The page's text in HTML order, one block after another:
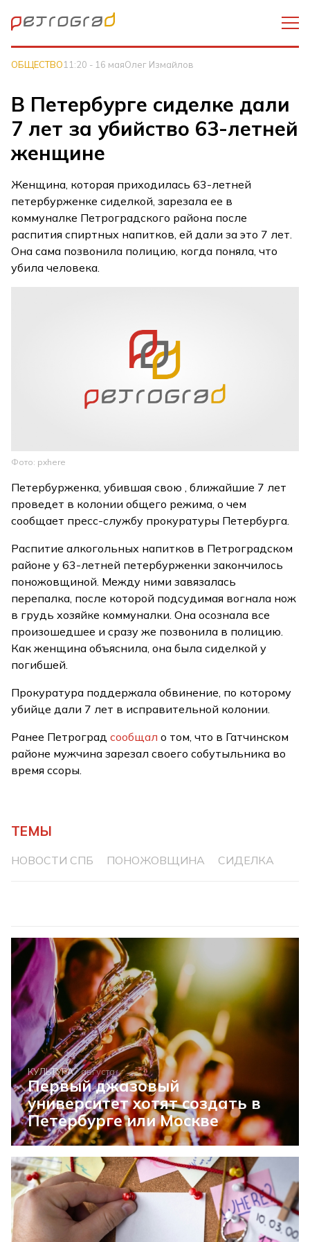
ОБЩЕСТВО11:20 - 16 маяОлег Измайлов
В Петербурге сиделке дали
7 лет за убийство 63-летней
женщине
Женщина, которая приходилась 63-летней
петербурженке сиделкой, зарезала ее в
коммуналке Петроградского района после
распития спиртных напитков, ей дали за это 7 лет.
Она сама позвонила полицию, когда поняла, что
убила человека.
Фото: pxhere
Петербурженка, убившая свою , ближайшие 7 лет
проведет в колонии общего режима, о чем
сообщает пресс-службу прокуратуры Петербурга.
Распитие алкогольных напитков в Петроградском
районе у 63-летней петербурженки закончилось
поножовщиной. Между ними завязалась
перепалка, после которой подсудимая вогнала нож
в грудь хозяйке коммуналки. Она осознала все
произошедшее и сразу же позвонила в полицию.
Как женщина объяснила, она была сиделкой у
погибшей.
Прокуратура поддержала обвинение, по которому
убийце дали 7 лет в исправительной колонии.
Ранее Петроградсообщал о том, что в Гатчинском
районе мужчина зарезал своего собутыльника во
время ссоры.
ТЕМЫ
НОВОСТИ СПБ ПОНОЖОВЩИНА СИДЕЛКА
КУЛЬТУРА7 августа
Первый джазовый
университет хотят создать в
Петербурге или Москве